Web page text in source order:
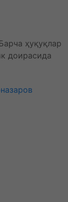
ҳуқуқлар
доирасида